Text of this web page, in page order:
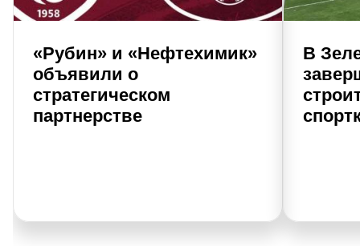
«Рубин» и «Нефтехимик»
объявили о
стратегическом
партнерстве
В